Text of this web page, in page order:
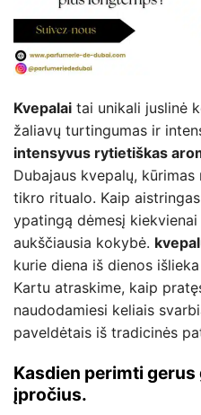
Kvepalai tai unikali juslinė
žaliavų turtingumas ir
intensyvus rytietiškas
Dubajaus kvepalų,
tikro ritualo. Kaip
ypatingą dėmesį
aukščiausia kokybė.
kurie diena iš dienos
Kartu atraskime, kaip
naudodamiesi keliais
paveldėtais iš tradicinės
Kasdien perimti
įpročius.